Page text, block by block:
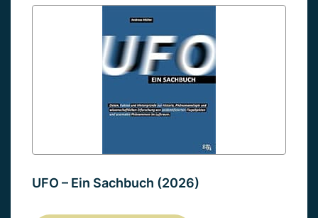
UFO – Ein Sachbuch (2026)